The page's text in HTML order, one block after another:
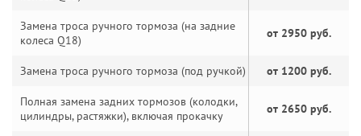
Замена троса ручного тормоза (на задние
колеса Q18)
от 2950 руб.
Замена троса ручного тормоза (под ручкой) от 1200 руб.
Полная замена задних тормозов (колодки,
цилиндры, растяжки), включая прокачку
от 2650 руб.